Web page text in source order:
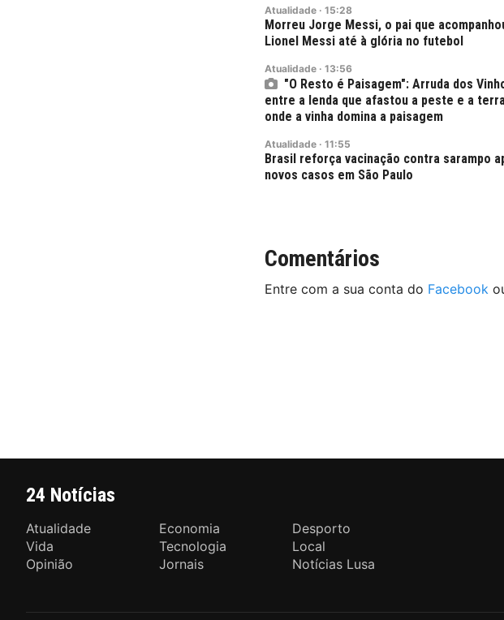
Atualidade · 15:28
Morreu Jorge Messi, o pai que
Lionel Messi até à glória no futebol
Atualidade · 13:56
"O Resto é Paisagem": Arruda dos
entre a lenda que afastou a peste e a
onde a vinha domina a paisagem
Atualidade · 11:55
Brasil reforça vacinação contra sarampo
novos casos em São Paulo
Comentários
Entre com a sua conta do Facebook
24 Notícias
Atualidade Economia
Desporto
Vida
Tecnologia
Local
Opinião
Jornais Notícias Lusa